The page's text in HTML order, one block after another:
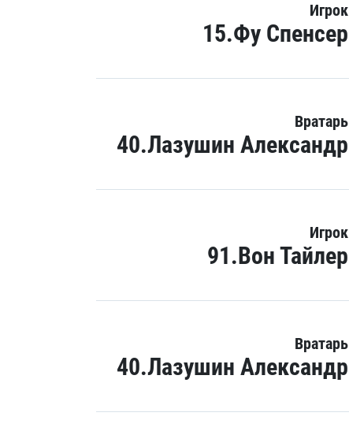
Игрок
15.Фу Спенсер
Вратарь
40.Лазушин Александр
Игрок
91.Вон Тайлер
Вратарь
40.Лазушин Александр